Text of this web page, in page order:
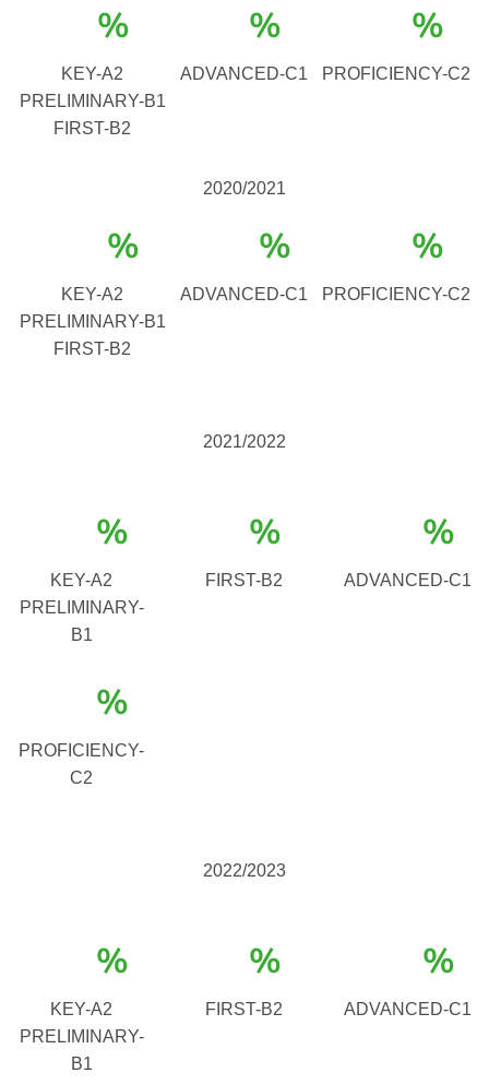
%
KEY-A2
PRELIMINARY-B1
FIRST-B2
%
ADVANCED-C1
%
PROFICIENCY-C2
2020/2021
%
KEY-A2
PRELIMINARY-B1
FIRST-B2
%
ADVANCED-C1
%
PROFICIENCY-C2
2021/2022
%
KEY-A2
PRELIMINARY-
B1
%
FIRST-B2
%
ADVANCED-C1
%
PROFICIENCY-
C2
2022/2023
%
KEY-A2
PRELIMINARY-
B1
%
FIRST-B2
%
ADVANCED-C1